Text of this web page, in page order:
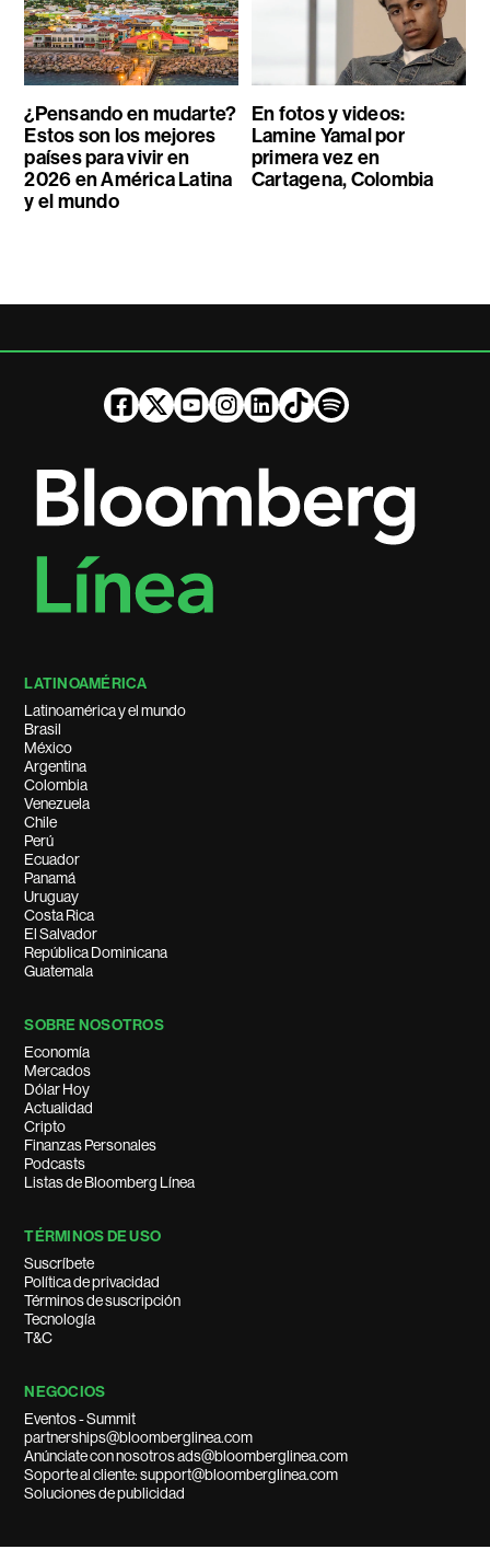
¿Pensando en mudarte?
Estos son los mejores
países para vivir en
2026 en América Latina
y el mundo
En fotos y videos:
Lamine Yamal por
primera vez en
Cartagena, Colombia
LATINOAMÉRICA
Latinoamérica y el mundo
Brasil
México
Argentina
Colombia
Venezuela
Chile
Perú
Ecuador
Panamá
Uruguay
Costa Rica
El Salvador
República Dominicana
Guatemala
SOBRE NOSOTROS
Economía
Mercados
Dólar Hoy
Actualidad
Cripto
Finanzas Personales
Podcasts
Listas de Bloomberg Línea
TÉRMINOS DE USO
Suscríbete
Política de privacidad
Términos de suscripción
Tecnología
T&C
NEGOCIOS
Eventos - Summit
partnerships@bloomberglinea.com
Anúnciate con nosotros ads@bloomberglinea.com
Soporte al cliente: support@bloomberglinea.com
Soluciones de publicidad